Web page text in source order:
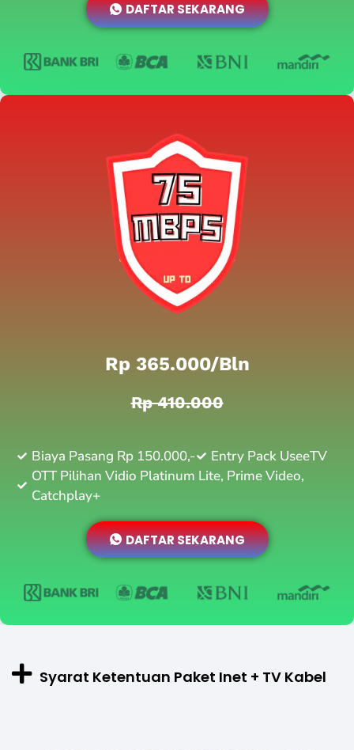
DAFTAR SEKARANG
Rp 365.000/bln
Rp 410.000
Biaya Pasang Rp 150.000,-
Entry Pack UseeTV
OTT Pilihan Vidio Platinum Lite, Prime Video,
Catchplay+
DAFTAR SEKARANG
Syarat Ketentuan Paket Inet + TV Kabel